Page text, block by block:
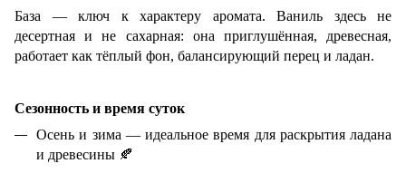
База — ключ к характеру аромата. Ваниль здесь не
десертная и не сахарная: она приглушённая, древесная,
работает как тёплый фон, балансирующий перец и ладан.
Сезонность и время суток
Осень и зима — идеальное время для раскрытия ладана
и древесины 🍂